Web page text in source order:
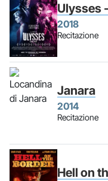
Ulysses
2018
Recitazione
Janara
2014
Recitazione
Hell on